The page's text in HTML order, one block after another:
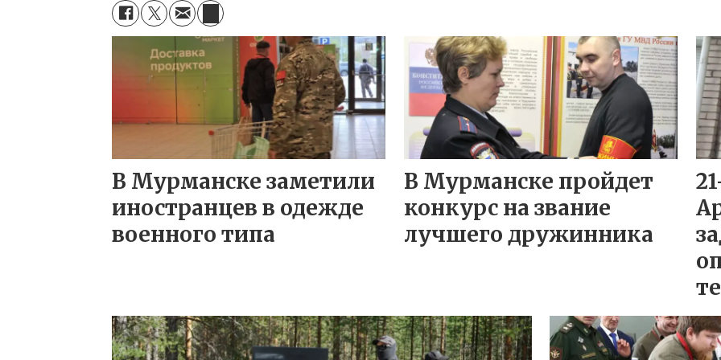
В Мурманске заметили
иностранцев в одежде
военного типа
В Мурманске пройдет
конкурс на звание
лучшего дружинника